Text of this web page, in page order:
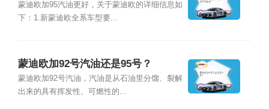
蒙迪欧加95汽油更好，关于蒙迪欧的详细信息如
下：1.新蒙迪欧全系车型要...
蒙迪欧加92号汽油还是95号？
蒙迪欧加92号汽油，汽油是从石油里分馏、裂解
出来的具有挥发性、可燃性的...